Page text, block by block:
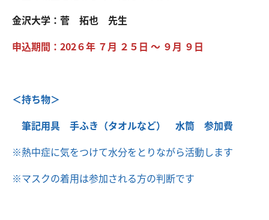
金沢大学：菅 拓也 先生
申込期間：202６年 ７月 ２５ 日 ～ ９月 ９日
＜持ち物＞
筆記用具 手ふき（タオルなど） 水筒 参加費
※熱中症に気をつけて水分をとりながら活動します
※マスクの着用は参加される方の判断です